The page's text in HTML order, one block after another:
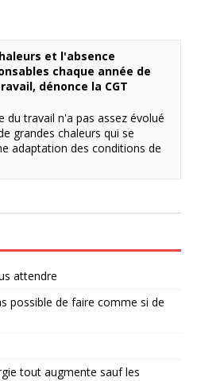
et l'absence
chaque année de
dénonce la CGT
du travail n'a pas assez évolué
grandes chaleurs qui se
adaptation des conditions de
attendre
possible de faire comme si de
tout augmente sauf les